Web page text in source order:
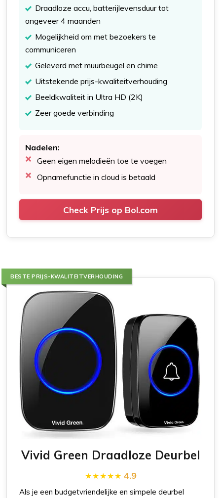
Draadloze accu, batterijlevensduur tot
ongeveer 4 maanden
Mogelijkheid om met bezoekers te
communiceren
Geleverd met muurbeugel en chime
Uitstekende prijs-kwaliteitverhouding
Beeldkwaliteit in Ultra HD (2K)
Zeer goede verbinding
Nadelen:
Geen eigen melodieën toe te voegen
Opnamefunctie in cloud is betaald
Check Prijs op Bol.com
BESTE PRIJS-KWALITEITVERHOUDING
Vivid Green Draadloze Deurbel
4.9
Als je een budgetvriendelijke en simpele deurbel